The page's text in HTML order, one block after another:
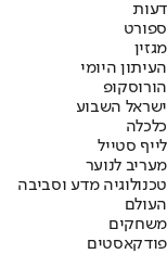
דעות
ספורט
מגזין
העיתון היומי
הורוסקופ
ישראל השבוע
כלכלה
לייף סטייל
מעריב לנוער
טכנולוגיה מדע וסביבה
העולם
משחקים
פודקאסטים